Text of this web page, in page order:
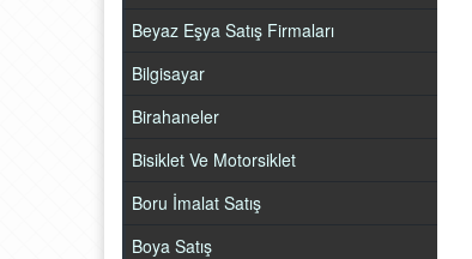
Beyaz Eşya Satış Firmaları
Bilgisayar
Birahaneler
Bisiklet Ve Motorsiklet
Boru İmalat Satış
Boya Satış